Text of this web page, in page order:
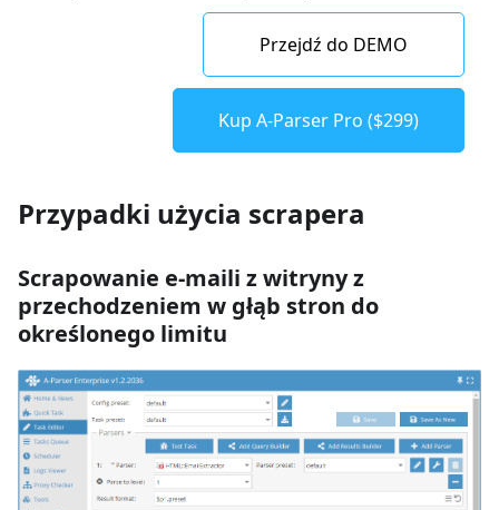
Przejdź do DEMO
Kup A-Parser Pro ($299)
Przypadki użycia scrapera
Scrapowanie e-maili z witryny z
przechodzeniem w głąb stron do
określonego limitu